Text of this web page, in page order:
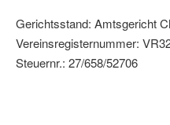
Gerichtsstand: Amtsgericht
Vereinsregisternummer:
Steuernr.: 27/658/52706